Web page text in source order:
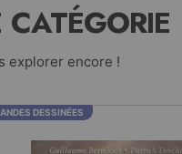
explorer encore !
DESSINÉES